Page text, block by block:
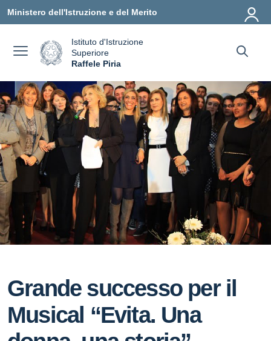
Ministero dell'Istruzione e del Merito
Istituto d'Istruzione
Superiore
Raffele Piria
Grande successo per il
Musical “Evita. Una